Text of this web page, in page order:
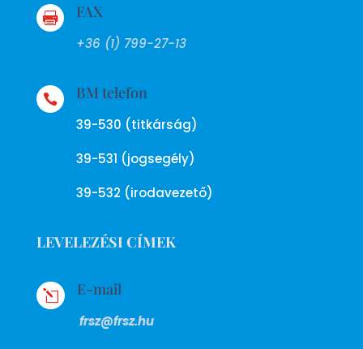
 FAX
+36 (1) 799-27-13
 BM telefon
39-530 (titkárság)
39-531 (jogsegély)
39-532 (irodavezető)
LEVELEZÉSI CÍMEK
l E-mail
frsz@frsz.hu